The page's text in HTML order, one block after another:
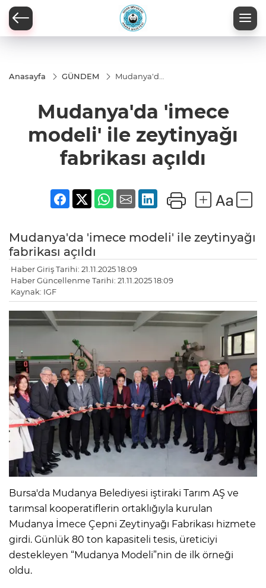
Anasayfa GÜNDEM
Mudanya'da
zeytinyağı
fabrikası
Mudanya'da 'imece
modeli' ile zeytinyağı
fabrikası açıldı
Mudanya'da 'imece modeli' ile zeytinyağı
fabrikası açıldı
Haber Giriş Tarihi: 21.11.2025 18:09
Haber Güncellenme Tarihi: 21.11.2025 18:09
Kaynak: IGF
Bursa'da Mudanya Belediyesi iştiraki Tarım AŞ ve
tarımsal kooperatiflerin ortaklığıyla kurulan
Mudanya İmece Çepni Zeytinyağı Fabrikası hizmete
girdi. Günlük 80 ton kapasiteli tesis, üreticiyi
destekleyen “Mudanya Modeli”nin de ilk örneği
oldu.